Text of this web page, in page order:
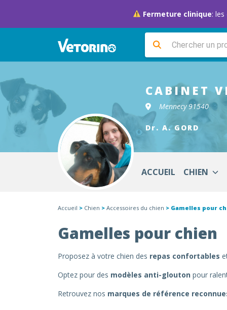
Fermeture clinique:
CABINET
Mennecy 91540
Dr. A. GORD
ACCUEIL CHIEN
Accueil > Chien > Accessoires du chien > Gamelles pour
Gamelles pour chien
Proposez à votre chien des repas confortables
Optez pour des modèles anti-glouton pour
Retrouvez nos marques de référence